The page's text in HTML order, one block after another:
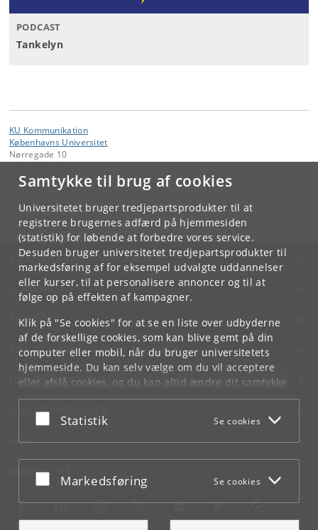
Samtykke til brug af cookies
Universitetet bruger tredjepartsprodukter til at
registrere brugernes adfærd på hjemmesiden
(statistik) for løbende at forbedre vores service.
Desuden bruger universitetet tredjepartsprodukter til
markedsføring af for eksempel udvalgte uddannelser
eller kurser, til at personalisere annoncer og til at
følge op på effekten af kampagner.
Klik på "Se cookies" for at se en liste over udbyderne
af de forskellige cookies, som kan blive gemt på din
computer eller mobil, når du bruger universitetets
hjemmeside. Du kan selv vælge om du vil acceptere
eller afslå cookies, og du kan altid ændre dit samtykke
underCookie- og privatlivspolitiksom du finder i
bunden af hver side.
Acceptér eller afslå
Statistik Se cookies
Acceptér eller afslå
Markedsføring Se cookies
PODCAST
Tankelyn
KU Kommunikation
Københavns Universitet
Nørregade 10
KU Kommunikation
KØBENHAVNS UNIVERSITET
KONTAKT
SERVICES
FOR STUDERENDE OG ANSATTE
JOB OG KARRIERE
NØDSITUATIONER
WEB
MØD KU PÅ